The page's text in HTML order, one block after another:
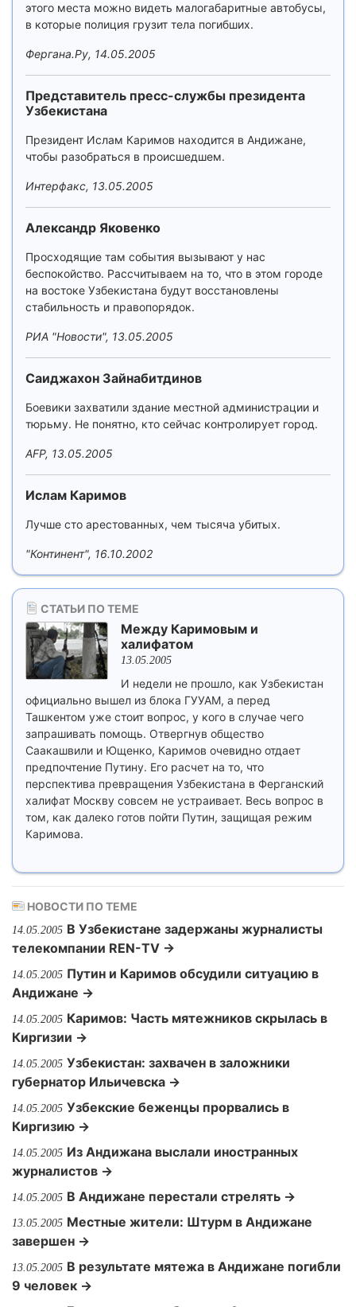
этого места можно видеть малогабаритные автобусы,
в которые полиция грузит тела погибших.
Фергана.Ру, 14.05.2005
Представитель пресс-службы президента
Узбекистана
Президент Ислам Каримов находится в Андижане,
чтобы разобраться в происшедшем.
Интерфакс, 13.05.2005
Александр Яковенко
Просходящие там события вызывают у нас
беспокойство. Рассчитываем на то, что в этом городе
на востоке Узбекистана будут восстановлены
стабильность и правопорядок.
РИА "Новости", 13.05.2005
Саиджахон Зайнабитдинов
Боевики захватили здание местной администрации и
тюрьму. Не понятно, кто сейчас контролирует город.
AFP, 13.05.2005
Ислам Каримов
Лучше сто арестованных, чем тысяча убитых.
"Континент", 16.10.2002
СТАТЬИ ПО ТЕМЕ
Между Каримовым и
халифатом
13.05.2005
И недели не прошло, как Узбекистан
официально вышел из блока ГУУАМ, а перед
Ташкентом уже стоит вопрос, у кого в случае чего
запрашивать помощь. Отвергнув общество
Саакашвили и Ющенко, Каримов очевидно отдает
предпочтение Путину. Его расчет на то, что
перспектива превращения Узбекистана в Ферганский
халифат Москву совсем не устраивает. Весь вопрос в
том, как далеко готов пойти Путин, защищая режим
Каримова.
НОВОСТИ ПО ТЕМЕ
14.05.2005 В Узбекистане задержаны журналисты
телекомпании REN-TV →
14.05.2005 Путин и Каримов обсудили ситуацию в
Андижане →
14.05.2005 Каримов: Часть мятежников скрылась в
Киргизии →
14.05.2005 Узбекистан: захвачен в заложники
губернатор Ильичевска →
14.05.2005 Узбекские беженцы прорвались в
Киргизию →
14.05.2005 Из Андижана выслали иностранных
журналистов →
14.05.2005 В Андижане перестали стрелять →
13.05.2005 Местные жители: Штурм в Андижане
завершен →
13.05.2005 В результате мятежа в Андижане погибли
9 человек →